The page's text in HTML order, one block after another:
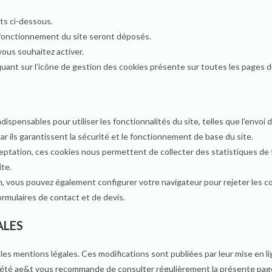
ci-dessous.
du site seront déposés.
souhaitez activer.
sur l’icône de gestion des cookies présente sur toutes les pages
pour utiliser les fonctionnalités du site, telles que
ils garantissent la sécurité et le fonctionnement de base du site.
ces cookies nous permettent de collecter des statistiques
pouvez également configurer votre navigateur pour rejeter les
de contact et de devis.
mentions légales. Ces modifications sont publiées par leur mise
ae&t vous recommande de consulter régulièrement la présente